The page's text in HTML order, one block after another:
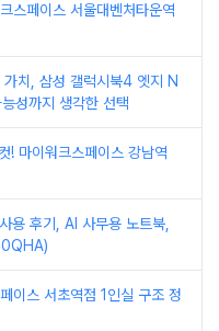
스페이스 서울대벤처타운역
치, 삼성 갤럭시북4 엣지 N
성까지 생각한 선택
! 마이워크스페이스 강남역
용 후기, AI 사무용 노트북,
이스 서초역점 1인실 구조 정